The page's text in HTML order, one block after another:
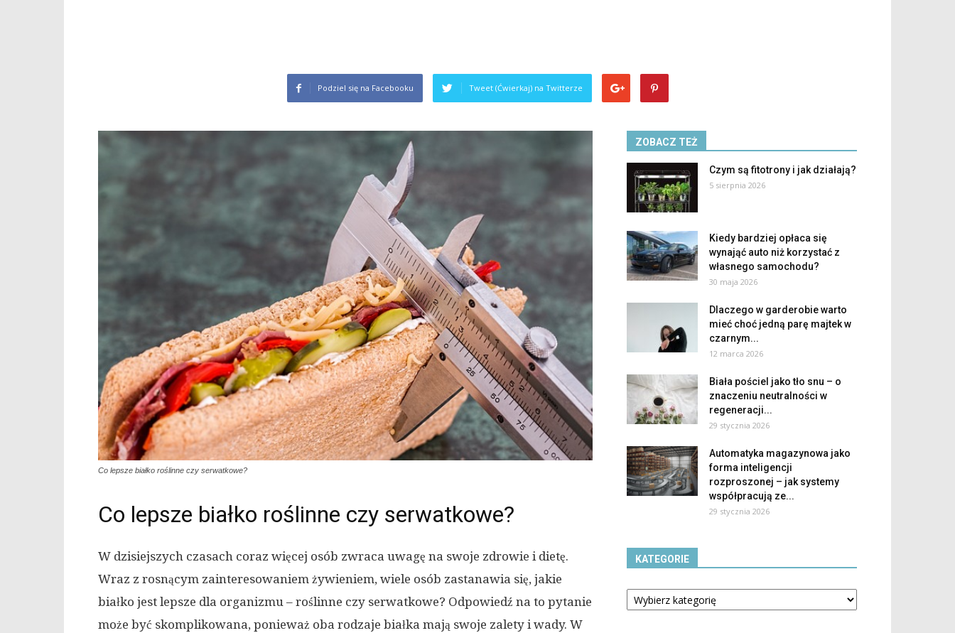
Podziel się na Facebooku Tweet (Ćwierkaj) na Twitterze
Co lepsze białko roślinne czy serwatkowe?
Co lepsze białko roślinne czy serwatkowe?
W dzisiejszych czasach coraz więcej osób zwraca uwagę na swoje zdrowie i dietę.
Wraz z rosnącym zainteresowaniem żywieniem, wiele osób zastanawia się, jakie
białko jest lepsze dla organizmu – roślinne czy serwatkowe? Odpowiedź na to pytanie
może być skomplikowana, ponieważ oba rodzaje białka mają swoje zalety i wady. W
ZOBACZ TEŻ
Czym są fitotrony i jak działają?
5 sierpnia 2026
Kiedy bardziej opłaca się
wynająć auto niż korzystać z
własnego samochodu?
30 maja 2026
Dlaczego w garderobie warto
mieć choć jedną parę majtek w
czarnym...
12 marca 2026
Biała pościel jako tło snu – o
znaczeniu neutralności w
regeneracji...
29 stycznia 2026
Automatyka magazynowa jako
forma inteligencji
rozproszonej – jak systemy
współpracują ze...
29 stycznia 2026
KATEGORIE
Kategorie